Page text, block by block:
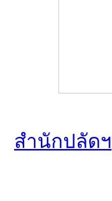
สำนักปลัดฯ